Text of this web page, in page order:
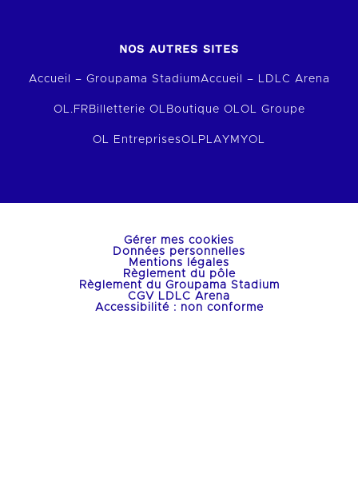
NOS AUTRES SITES
Accueil – Groupama StadiumAccueil – LDLC Arena
OL.FR Billetterie OL Boutique OLOL Groupe
OL EntreprisesOLPLAY MYOL
Gérer mes cookies
Données personnelles
Mentions légales
Règlement du pôle
Règlement du Groupama Stadium
CGV LDLC Arena
Accessibilité : non conforme